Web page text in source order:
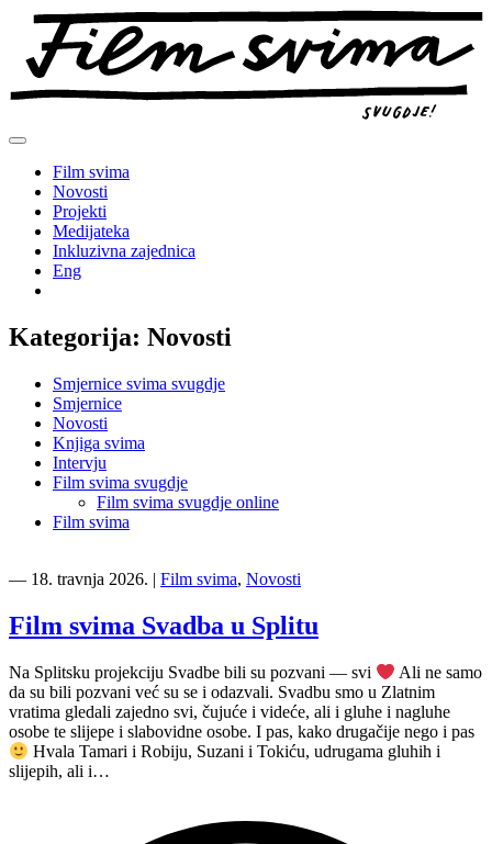
Preskoči
sadržaj
Film svima
Novosti
Projekti
Medijateka
Inkluzivna zajednica
Eng
Kategorija: Novosti
Smjernice svima svugdje
Smjernice
Novosti
Knjiga svima
Intervju
Film svima svugdje
Film svima svugdje online
Film svima
― 18. travnja 2026. | Film svima, Novosti
Film svima Svadba u Splitu
Na Splitsku projekciju Svadbe bili su pozvani — svi
Ali ne samo
da su bili pozvani već su se i odazvali. Svadbu smo u Zlatnim
vratima gledali zajedno svi, čujuće i videće, ali i gluhe i nagluhe
osobe te slijepe i slabovidne osobe. I pas, kako drugačije nego i pas
Hvala Tamari i Robiju, Suzani i Tokiću, udrugama gluhih i
slijepih, ali i…